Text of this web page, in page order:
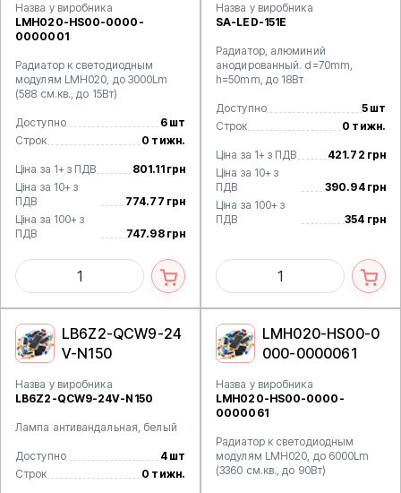
Назва у виробника
LMH020-HS00-0000-
0000001
Радиатор к светодиодным
модулям LMH020, до 3000Lm
(588 см.кв., до 15Вт)
Доступно
6 шт
Строк
0 тижн.
Ціна за 1+ з ПДВ
801.11 грн
Ціна за 10+ з
ПДВ
774.77 грн
Ціна за 100+ з
ПДВ
747.98 грн
Назва у виробника
SA-LED-151E
Радиатор, алюминий
анодированный. d=70mm,
h=50mm, до 18Вт
Доступно
5 шт
Строк
0 тижн.
Ціна за 1+ з ПДВ
421.72 грн
Ціна за 10+ з
ПДВ
390.94 грн
Ціна за 100+ з
ПДВ
354 грн
LB6Z2-QCW9-24
V-N150
Назва у виробника
LB6Z2-QCW9-24V-N150
Лампа антивандальная, белый
Доступно
4 шт
Строк
0 тижн.
LMH020-HS00-0
000-0000061
Назва у виробника
LMH020-HS00-0000-
0000061
Радиатор к светодиодным
модулям LMH020, до 6000Lm
(3360 см.кв., до 90Вт)